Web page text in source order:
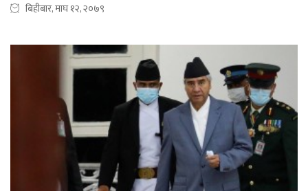
बिहीबार, माघ १२, २०७९